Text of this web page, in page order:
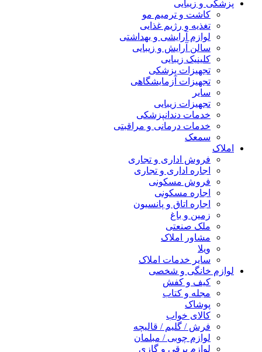
پزشکی و زیبایی
کاشت و ترمیم مو
تغذیه و رژیم غذایی
لوازم آرایشی و بهداشتی
سالن آرایش و زیبایی
کلینیک زیبایی
تجهیزات پزشکی
تجهیزات آزمایشگاهی
سایر
تجهیزات زیبایی
خدمات دندانپزشکی
خدمات درمانی و مراقبتی
سمعک
املاک
فروش اداری و تجاری
اجاره اداری و تجاری
فروش مسکونی
اجاره مسکونی
اجاره اتاق و پانسیون
زمین و باغ
ملک صنعتی
مشاور املاک
ویلا
سایر خدمات املاک
لوازم خانگی و شخصی
کیف و کفش
مجله و کتاب
پوشاک
کالای خواب
فرش / گلیم / قالیچه
لوازم چوبی / مبلمان
لوازم برقی و گازی